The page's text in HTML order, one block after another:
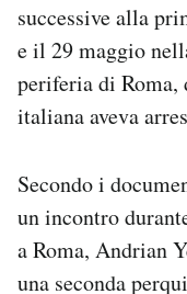
Area Personale
Newsletter
Notifiche mobile
successive alla
e il 29 maggio
periferia di Roma,
italiana aveva
Secondo i
un incontro
a Roma, Andrian
una seconda